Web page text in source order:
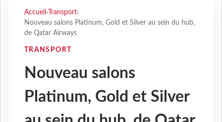
Accueil › Transport›
Nouveau salons Platinum, Gold et Silver au sein du hub,
de Qatar Airways
TRANSPORT
Nouveau salons
Platinum, Gold et Silver